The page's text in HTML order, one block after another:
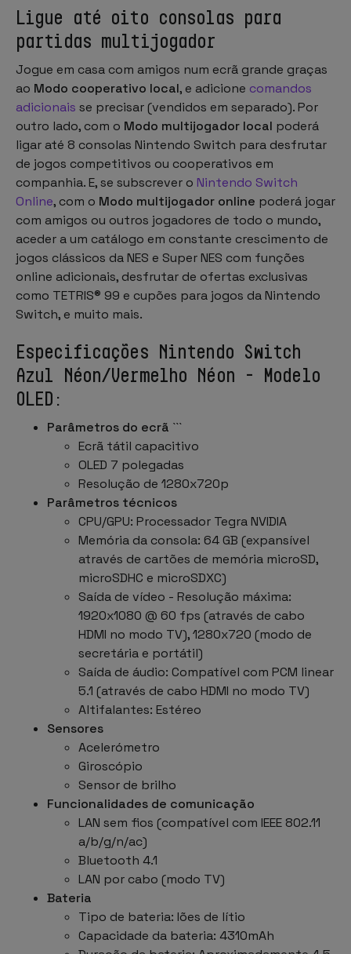
Ligue até oito consolas para
partidas multijogador
Jogue em casa com amigos num ecrã grande graças
ao Modo cooperativo local, e adicione comandos
adicionais se precisar (vendidos em separado). Por
outro lado, com o Modo multijogador local poderá
ligar até 8 consolas Nintendo Switch para desfrutar
de jogos competitivos ou cooperativos em
companhia. E, se subscrever o Nintendo Switch
Online, com o Modo multijogador online poderá jogar
com amigos ou outros jogadores de todo o mundo,
aceder a um catálogo em constante crescimento de
jogos clássicos da NES e Super NES com funções
online adicionais, desfrutar de ofertas exclusivas
como TETRIS® 99 e cupões para jogos da Nintendo
Switch, e muito mais.
Especificações Nintendo Switch
Azul Néon/Vermelho Néon - Modelo
OLED:
Parâmetros do ecrã ```
Ecrã tátil capacitivo
OLED 7 polegadas
Resolução de 1280x720p
Parâmetros técnicos
CPU/GPU: Processador Tegra NVIDIA
Memória da consola: 64 GB (expansível
através de cartões de memória microSD,
microSDHC e microSDXC)
Saída de vídeo - Resolução máxima:
1920x1080 @ 60 fps (através de cabo
HDMI no modo TV), 1280x720 (modo de
secretária e portátil)
Saída de áudio: Compatível com PCM linear
5.1 (através de cabo HDMI no modo TV)
Altifalantes: Estéreo
Sensores
Acelerómetro
Giroscópio
Sensor de brilho
Funcionalidades de comunicação
LAN sem fios (compatível com IEEE 802.11
a/b/g/n/ac)
Bluetooth 4.1
LAN por cabo (modo TV)
Bateria
Tipo de bateria: Iões de lítio
Capacidade da bateria: 4310mAh